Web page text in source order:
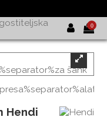
0
Hendi